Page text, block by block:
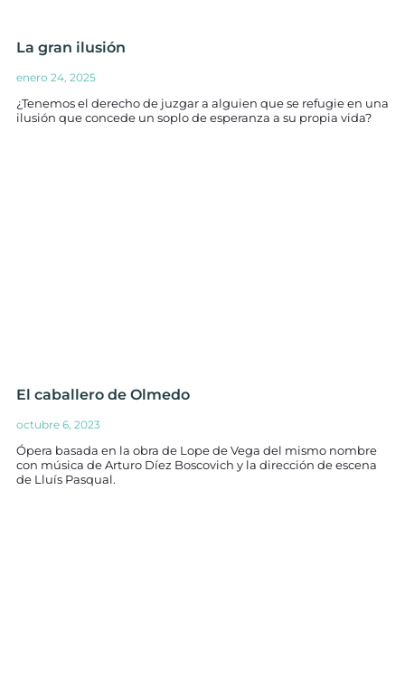
La gran ilusión
enero 24, 2025
¿Tenemos el derecho de juzgar a alguien que se refugie en una
ilusión que concede un soplo de esperanza a su propia vida?
El caballero de Olmedo
octubre 6, 2023
Ópera basada en la obra de Lope de Vega del mismo nombre
con música de Arturo Díez Boscovich y la dirección de escena
de Lluís Pasqual.